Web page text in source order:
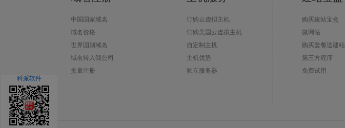
中国国家域名
域名价格
世界国别域名
域名转入我公司
批量注册
订购云虚拟主机
订购美国云虚拟主机
自定制主机
主机优势
独立服务器
购买建站宝盒
微网站
购买套餐送建站
第三方程序
免费试用
科派软件